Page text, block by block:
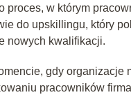
w którym
do upskillingu, który
nowych kwalifikacji.
gdy organizacje
pracowników